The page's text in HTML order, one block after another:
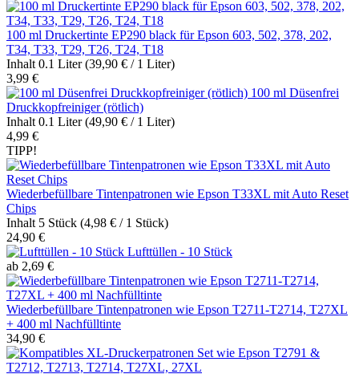
100 ml Druckertinte EP290 black für Epson 603, 502, 378, 202,
T34, T33, T29, T26, T24, T18
Inhalt 0.1 Liter(39,90 € / 1 Liter)
3,99 €
100 ml Düsenfrei
Druckkopfreiniger (rötlich)
Inhalt 0.1 Liter(49,90 € / 1 Liter)
4,99 €
TIPP!
Wiederbefüllbare Tintenpatronen wie Epson T33XL mit Auto Reset
Chips
Inhalt 5 Stück (4,98 € / 1 Stück)
24,90 €
Lufttüllen - 10 Stück
ab 2,69 €
Wiederbefüllbare Tintenpatronen wie Epson T2711-T2714, T27XL
+ 400 ml Nachfülltinte
34,90 €